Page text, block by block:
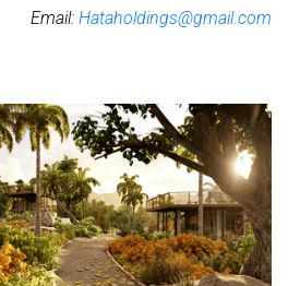
Email: Hataholdings@gmail.com